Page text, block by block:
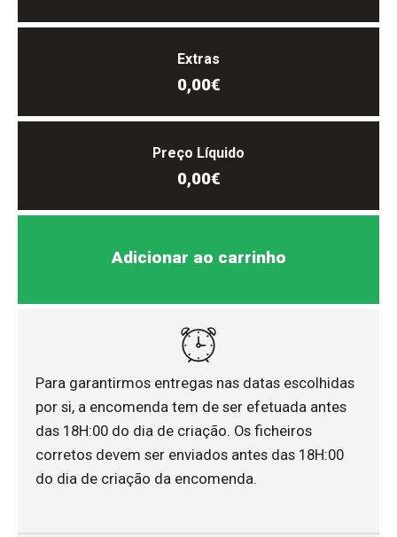
Extras
0,00€
Preço Líquido
0,00€
Adicionar ao carrinho
Para garantirmos entregas nas datas escolhidas
por si, a encomenda tem de ser efetuada antes
das 18H:00 do dia de criação. Os ficheiros
corretos devem ser enviados antes das 18H:00
do dia de criação da encomenda.